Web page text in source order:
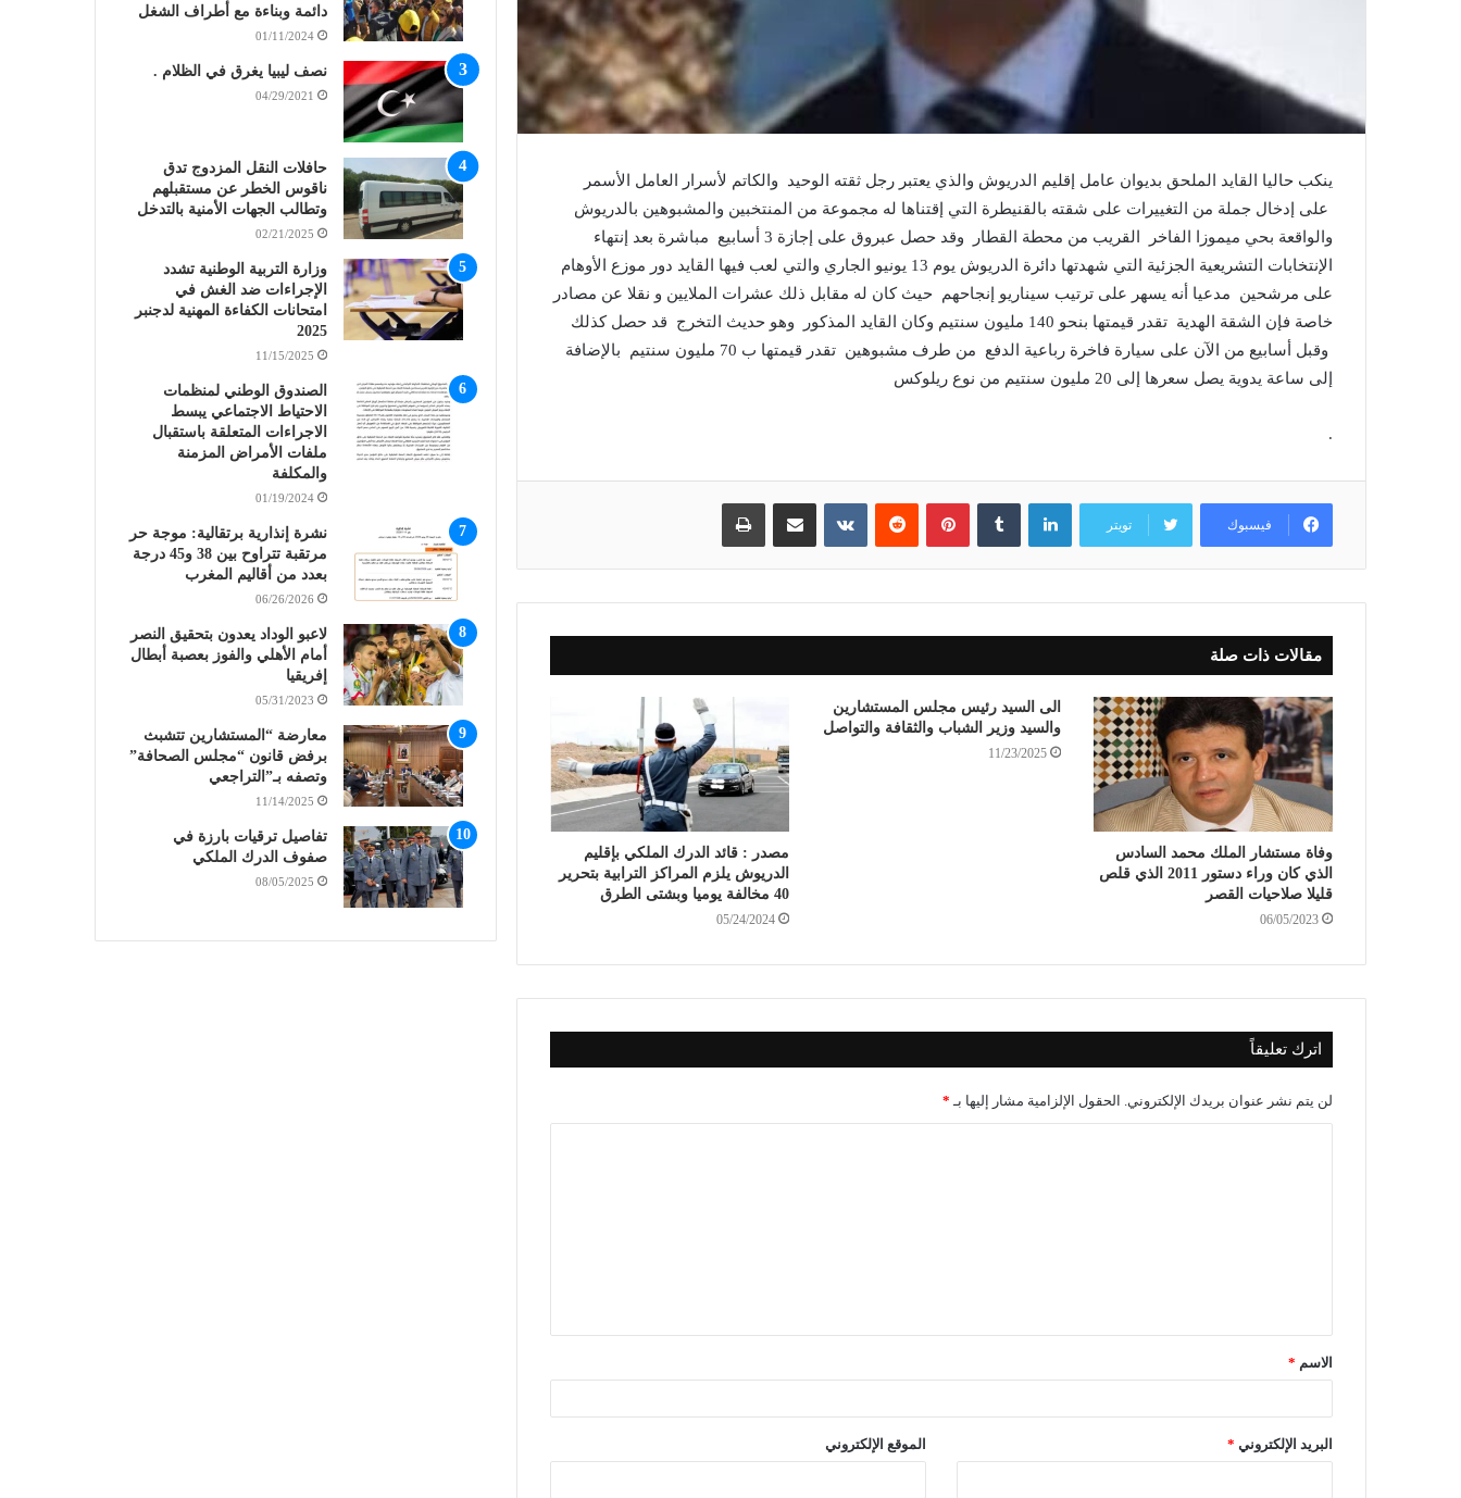
ينكب حاليا القايد الملحق بديوان عامل إقليم الدريوش والذي يعتبر رجل ثقته الوحيد والكاتم لأسرار العامل الأسمر
على إدخال جملة من التغييرات على شقته بالقنيطرة التي إقتناها له مجموعة من المنتخبين والمشبوهين بالدريوش
والواقعة بحي ميموزا الفاخر القريب من محطة القطار وقد حصل عبروق على إجازة 3 أسابيع مباشرة بعد إنتهاء
الإنتخابات التشريعية الجزئية التي شهدتها دائرة الدريوش يوم 13 يونيو الجاري والتي لعب فيها القايد دور موزع الأوهام
على مرشحين مدعيا أنه يسهر على ترتيب سيناريو إنجاحهم حيث كان له مقابل ذلك عشرات الملايين و نقلا عن مصادر
خاصة فإن الشقة الهدية تقدر قيمتها بنحو 140 مليون سنتيم وكان القايد المذكور وهو حديث التخرج قد حصل كذلك
وقبل أسابيع من الآن على سيارة فاخرة رباعية الدفع من طرف مشبوهين تقدر قيمتها ب 70 مليون سنتيم بالإضافة
إلى ساعة يدوية يصل سعرها إلى 20 مليون سنتيم من نوع ريلوكس
.
فيسبوك تويتر
لينكدإن بينتيريست مشاركة عبر البريد طباعة
مقالات ذات صلة
وفاة مستشار الملك محمد السادس
الذي كان وراء دستور 2011 الذي قلص
قليلا صلاحيات القصر
06/05/2023
الى السيد رئيس مجلس المستشارين
والسيد وزير الشباب والثقافة والتواصل
11/23/2025
مصدر : قائد الدرك الملكي بإقليم
الدريوش يلزم المراكز الترابية بتحرير
40 مخالفة يوميا وبشتى الطرق
05/24/2024
اترك تعليقاً
لن يتم نشر عنوان بريدك الإلكتروني. الحقول الإلزامية مشار إليها بـ *
الاسم *
البريد الإلكتروني * الموقع الإلكتروني
دائمة وبناءة مع أطراف الشغل
01/11/2024
نصف ليبيا يغرق في الظلام .
04/29/2021
حافلات النقل المزدوج تدق
ناقوس الخطر عن مستقبلهم
وتطالب الجهات الأمنية بالتدخل
02/21/2025
وزارة التربية الوطنية تشدد
الإجراءات ضد الغش في
امتحانات الكفاءة المهنية لدجنبر
2025
11/15/2025
الصندوق الوطني لمنظمات
الاحتياط الاجتماعي يبسط
الاجراءات المتعلقة باستقبال
ملفات الأمراض المزمنة
والمكلفة
01/19/2024
نشرة إنذارية برتقالية: موجة حر
مرتقبة تتراوح بين 38 و45 درجة
بعدد من أقاليم المغرب
06/26/2026
لاعبو الوداد يعدون بتحقيق النصر
أمام الأهلي والفوز بعصبة أبطال
إفريقيا
05/31/2023
معارضة “المستشارين تتشبث
برفض قانون “مجلس الصحافة”
وتصفه بـ”التراجعي
11/14/2025
تفاصيل ترقيات بارزة في
صفوف الدرك الملكي
08/05/2025